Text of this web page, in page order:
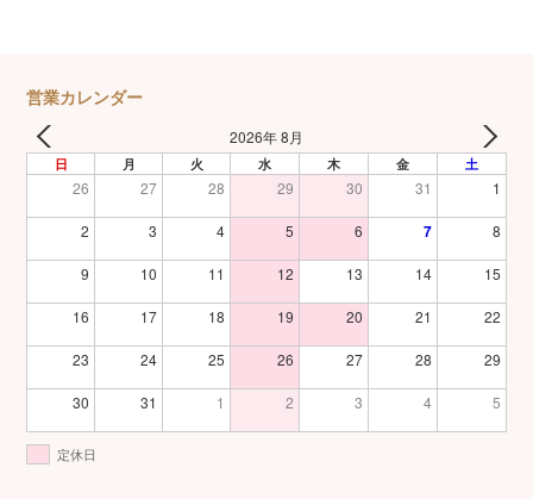
営業カレンダー
2026年 8月
日 月 火 水 木 金 土
26 27 28 29 30 31 1
2 3 4 5 6 7 8
9 10 11 12 13 14 15
16 17 18 19 20 21 22
23 24 25 26 27 28 29
30 31 1 2 3 4 5
定休日